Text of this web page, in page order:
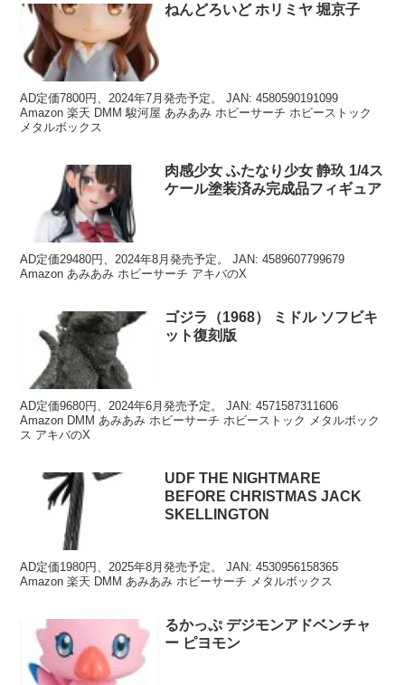
ねんどろいど ホリミヤ 堀京子
AD定価7800円、2024年7月発売予定。 JAN: 4580590191099
Amazon 楽天 DMM 駿河屋 あみあみ ホビーサーチ ホビーストック
メタルボックス
肉感少女 ふたなり少女 静玖 1/4ス
ケール塗装済み完成品フィギュア
AD定価29480円、2024年8月発売予定。 JAN: 4589607799679
Amazon あみあみ ホビーサーチ アキバのX
ゴジラ（1968） ミドル ソフビキ
ット復刻版
AD定価9680円、2024年6月発売予定。 JAN: 4571587311606
Amazon DMM あみあみ ホビーサーチ ホビーストック メタルボック
ス アキバのX
UDF THE NIGHTMARE
BEFORE CHRISTMAS JACK
SKELLINGTON
AD定価1980円、2025年8月発売予定。 JAN: 4530956158365
Amazon 楽天 DMM あみあみ ホビーサーチ メタルボックス
るかっぷ デジモンアドベンチャ
ー ピヨモン